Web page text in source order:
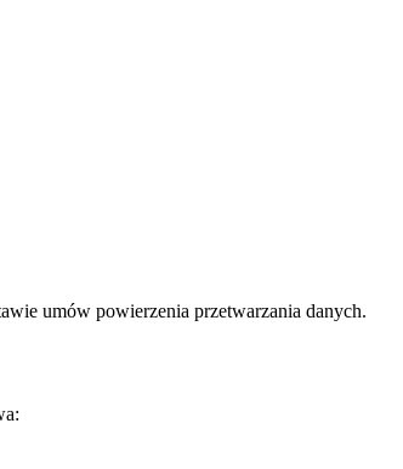
umów powierzenia przetwarzania danych.